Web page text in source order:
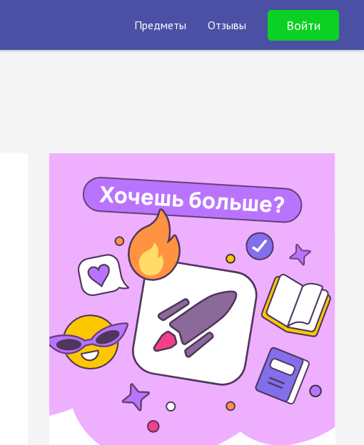
Предметы Отзывы Войти